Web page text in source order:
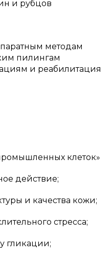
и рубцов
методам
пилингам
и реабилитация
клеток»
действие;
и качества кожи;
стресса;
гликации;